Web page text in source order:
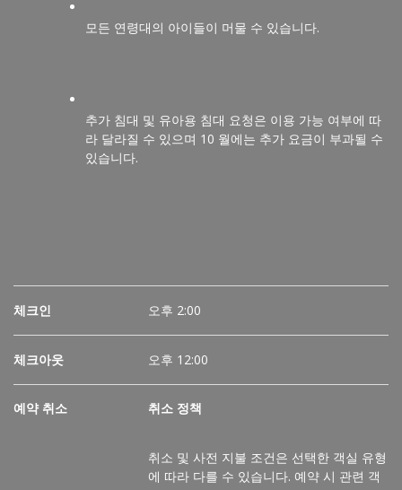
모든 연령대의 아이들이 머물 수 있습니다.
추가 침대 및 유아용 침대 요청은 이용 가능 여부에 따
라 달라질 수 있으며 10 월에는 추가 요금이 부과될 수
있습니다.
체크인 오후 2:00
체크아웃 오후 12:00
예약 취소 취소 정책
취소 및 사전 지불 조건은 선택한 객실 유형
에 따라 다를 수 있습니다. 예약 시 관련 객